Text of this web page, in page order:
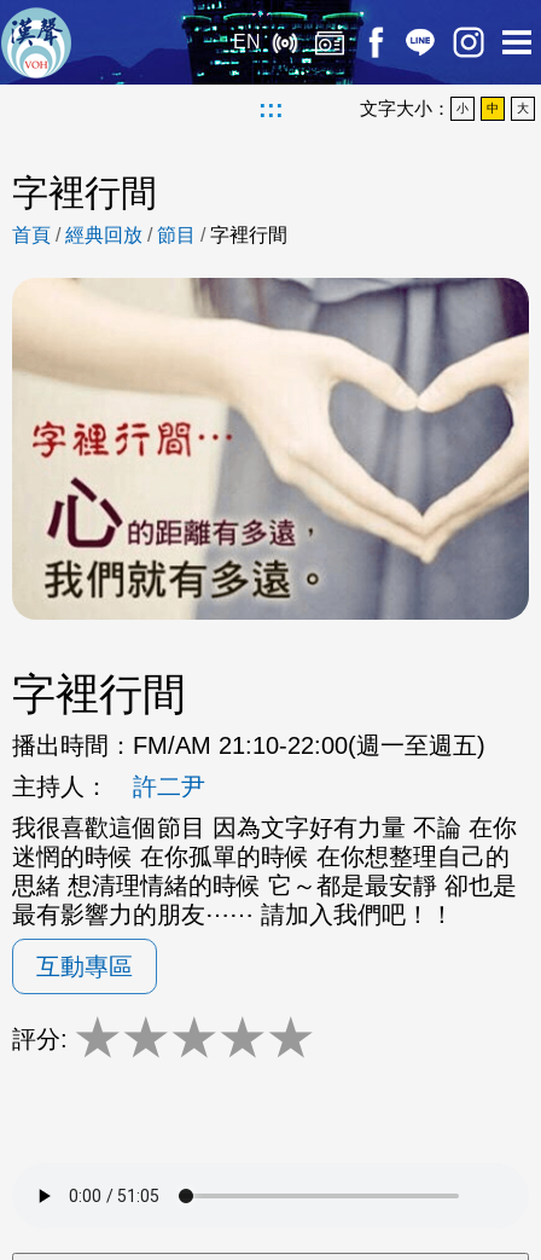
EN
::: 文字大小： 小 中 大
字裡行間
首頁 /經典回放 /節目 /字裡行間
字裡行間
播出時間： FM/AM 21:10-22:00(週一至週五)
主持人：
許二尹
我很喜歡這個節目 因為文字好有力量 不論 在你
迷惘的時候 在你孤單的時候 在你想整理自己的
思緒 想清理情緒的時候 它～都是最安靜 卻也是
最有影響力的朋友⋯⋯ 請加入我們吧！！
互動專區
評分: ★★★★★